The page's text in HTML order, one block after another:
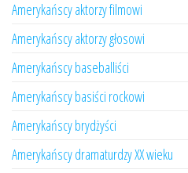
Amerykańscy aktorzy filmowi
Amerykańscy aktorzy głosowi
Amerykańscy baseballiści
Amerykańscy basiści rockowi
Amerykańscy brydżyści
Amerykańscy dramaturdzy XX wieku